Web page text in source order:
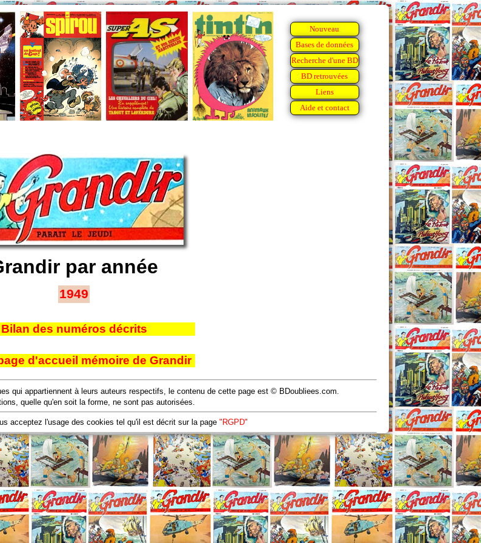
Nouveau
Bases de données
Recherche d'une BD
BD retrouvées
Liens
Aide et contact
par année
1949
Bilan des numéros décrits
d'accueil mémoire de Grandir
qui appartiennent à leurs auteurs respectifs, le contenu de cette page est © BDoubliees.com.
quelle qu'en soit la forme, ne sont pas autorisées.
acceptez l'usage des cookies tel qu'il est décrit sur la page "RGPD"